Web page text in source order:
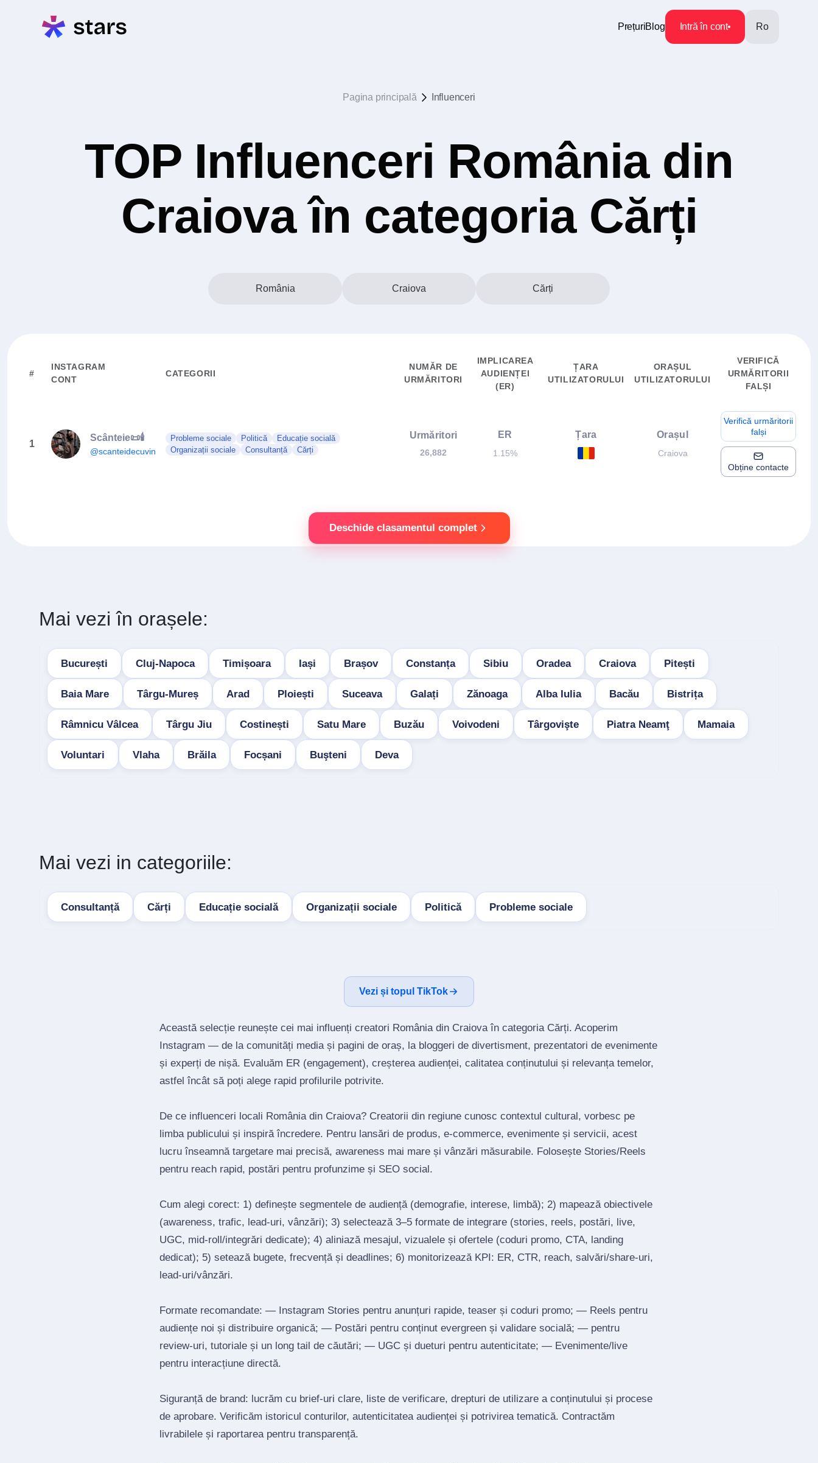
PrețuriBlog Intră în cont Ro
Pagina principală Influenceri
TOP Influenceri România din
Craiova în categoria Cărți
România Craiova Cărți
#
INSTAGRAM
CONT
CATEGORII
NUMĂR DE
URMĂRITORI
IMPLICAREA
AUDIENȚEI
(ER)
ȚARA
UTILIZATORULUI
ORAȘUL
UTILIZATORULUI
VERIFICĂ
URMĂRITORII
FALȘI
1
Scânteie📜🕯
@scanteidecuvinte
Probleme sociale Politică
Educație socială
Organizații sociale
Consultanță Cărți
Urmăritori
26,882
ER
1.15%
Țara Orașul
Craiova
Verifică urmăritorii
falși
Obține contacte
Deschide clasamentul complet
Mai vezi în orașele:
București Cluj-Napoca Timișoara Iași Brașov Constanța Sibiu Oradea Craiova Pitești
Baia Mare Târgu-Mureș Arad Ploiești Suceava Galați Zănoaga Alba Iulia Bacău Bistrița
Râmnicu Vâlcea Târgu Jiu Costinești Satu Mare Buzău Voivodeni Târgovişte Piatra Neamţ Mamaia
Voluntari Vlaha Brăila Focșani Buşteni Deva
Mai vezi in categoriile:
Consultanță Cărți Educație socială Organizații sociale Politică Probleme sociale
Vezi și topul TikTok
Această selecție reunește cei mai influenți creatori România din Craiova în categoria Cărți. Acoperim
Instagram — de la comunități media și pagini de oraș, la bloggeri de divertisment, prezentatori de evenimente
și experți de nișă. Evaluăm ER (engagement), creșterea audienței, calitatea conținutului și relevanța temelor,
astfel încât să poți alege rapid profilurile potrivite.
De ce influenceri locali România din Craiova? Creatorii din regiune cunosc contextul cultural, vorbesc pe
limba publicului și inspiră încredere. Pentru lansări de produs, e‑commerce, evenimente și servicii, acest
lucru înseamnă targetare mai precisă, awareness mai mare și vânzări măsurabile. Folosește Stories/Reels
pentru reach rapid, postări pentru profunzime și SEO social.
Cum alegi corect: 1) definește segmentele de audiență (demografie, interese, limbă); 2) mapează obiectivele
(awareness, trafic, lead‑uri, vânzări); 3) selectează 3–5 formate de integrare (stories, reels, postări, live,
UGC, mid‑roll/integrări dedicate); 4) aliniază mesajul, vizualele și ofertele (coduri promo, CTA, landing
dedicat); 5) setează bugete, frecvență și deadlines; 6) monitorizează KPI: ER, CTR, reach, salvări/share‑uri,
lead‑uri/vânzări.
Formate recomandate: — Instagram Stories pentru anunțuri rapide, teaser și coduri promo; — Reels pentru
audiențe noi și distribuire organică; — Postări pentru conținut evergreen și validare socială; — pentru
review‑uri, tutoriale și un long tail de căutări; — UGC și dueturi pentru autenticitate; — Evenimente/live
pentru interacțiune directă.
Siguranță de brand: lucrăm cu brief‑uri clare, liste de verificare, drepturi de utilizare a conținutului și procese
de aprobare. Verificăm istoricul conturilor, autenticitatea audienței și potrivirea tematică. Contractăm
livrabilele și raportarea pentru transparență.